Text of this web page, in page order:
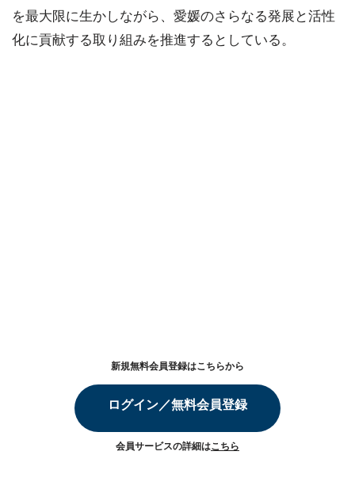
を最大限に生かしながら、愛媛のさらなる発展と活性
化に貢献する取り組みを推進するとしている。
新規無料会員登録はこちらから
ログイン／無料会員登録
会員サービスの詳細はこちら